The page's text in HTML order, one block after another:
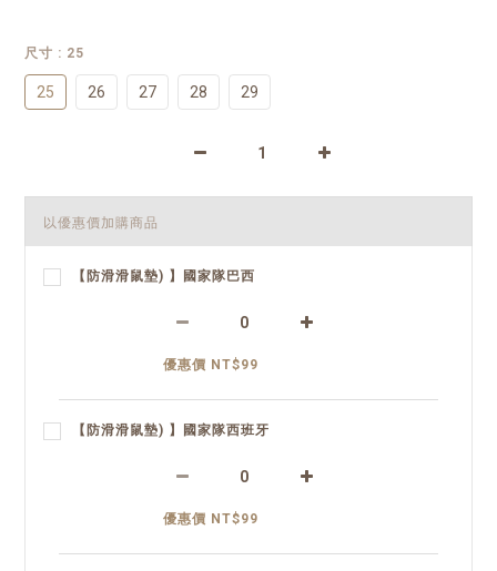
尺寸 : 25
25 26 27 28 29
以優惠價加購商品
【防滑滑鼠墊) 】國家隊巴西
優惠價 NT$99
【防滑滑鼠墊) 】國家隊西班牙
優惠價 NT$99